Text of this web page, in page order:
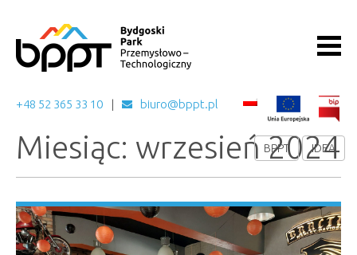
+48 52 365 33 10 biuro@bppt.pl
Miesiąc: wrzesień 2024
BPPT IDEA